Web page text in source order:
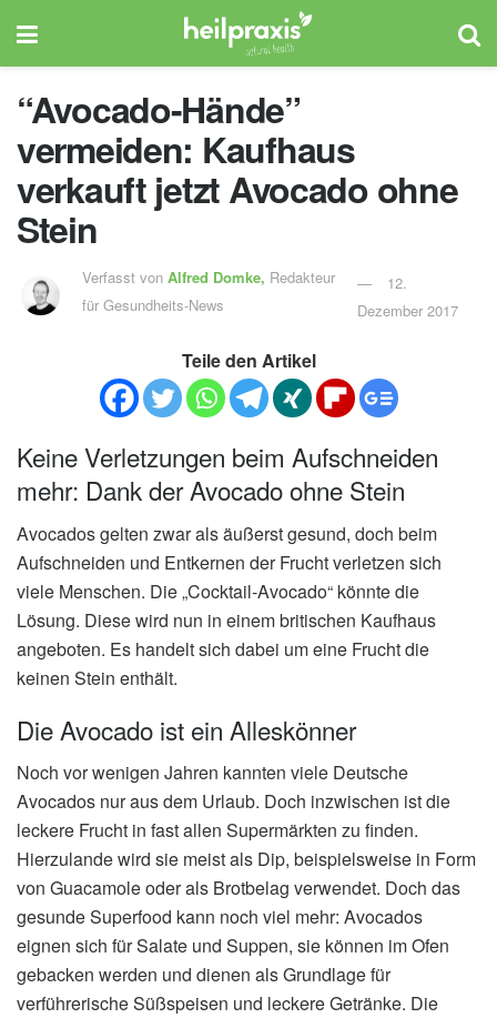
“Avocado-Hände”
vermeiden: Kaufhaus
verkauft jetzt Avocado ohne
Stein
Verfasst von Alfred Domke, Redakteur
für Gesundheits-News
12.
Dezember 2017
Teile den Artikel
Keine Verletzungen beim Aufschneiden
mehr: Dank der Avocado ohne Stein
Avocados gelten zwar als äußerst gesund, doch beim
Aufschneiden und Entkernen der Frucht verletzen sich
viele Menschen. Die „Cocktail-Avocado“ könnte die
Lösung. Diese wird nun in einem britischen Kaufhaus
angeboten. Es handelt sich dabei um eine Frucht die
keinen Stein enthält.
Die Avocado ist ein Alleskönner
Noch vor wenigen Jahren kannten viele Deutsche
Avocados nur aus dem Urlaub. Doch inzwischen ist die
leckere Frucht in fast allen Supermärkten zu finden.
Hierzulande wird sie meist als Dip, beispielsweise in Form
von Guacamole oder als Brotbelag verwendet. Doch das
gesunde Superfood kann noch viel mehr: Avocados
eignen sich für Salate und Suppen, sie können im Ofen
gebacken werden und dienen als Grundlage für
verführerische Süßspeisen und leckere Getränke. Die